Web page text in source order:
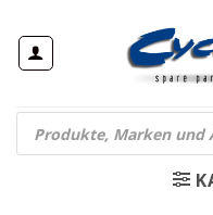
Inhalt
springen
Products
search